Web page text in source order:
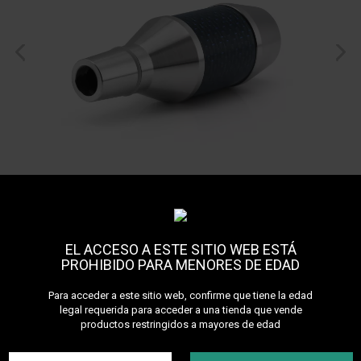
EL ACCESO A ESTE SITIO WEB ESTÁ
PROHIBIDO PARA MENORES DE EDAD
Para acceder a este sitio web, confirme que tiene la edad
legal requerida para acceder a una tienda que vende
productos restringidos a mayores de edad
Récupérateur